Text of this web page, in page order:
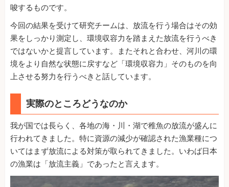
唆するものです。
今回の結果を受けて研究チームは、放流を行う場合はその効
果をしっかり測定し、環境収容力を踏まえた放流を行うべき
ではないかと提言しています。またそれと合わせ、河川の環
境をより自然な状態に戻すなど「環境収容力」そのものを向
上させる努力を行うべきと話しています。
実際のところどうなのか
我が国では長らく、各地の海・川・湖で稚魚の放流が盛んに
行われてきました。特に資源の減少が確認された漁業種につ
いてはまず放流による対策が取られてきました。いわば日本
の漁業は「放流主義」であったと言えます。